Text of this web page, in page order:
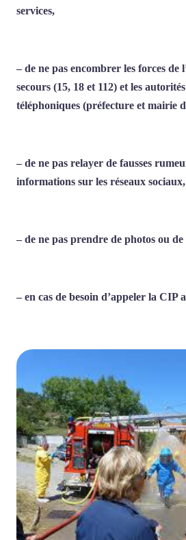
services,
– de ne pas encombrer les forces de
secours (15, 18 et 112) et les
téléphoniques (préfecture et mairie
– de ne pas relayer de fausses
informations sur les réseaux sociaux,
– de ne pas prendre de photos ou de
– en cas de besoin d’appeler la CIP